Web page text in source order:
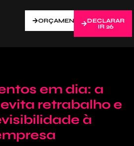
ORÇAMENTO
DECLARAR
IR 26
em dia: a
retrabalho e
à